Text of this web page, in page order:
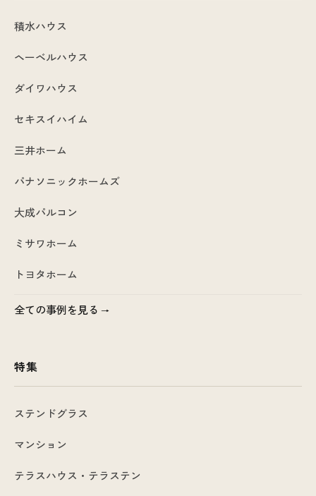
積水ハウス
ヘーベルハウス
ダイワハウス
セキスイハイム
三井ホーム
パナソニックホームズ
大成パルコン
ミサワホーム
トヨタホーム
全ての事例を見る
特集
ステンドグラス
マンション
テラスハウス・テラステン